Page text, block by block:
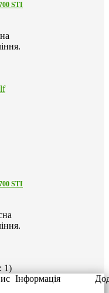
STI
STI
1)
Інформація